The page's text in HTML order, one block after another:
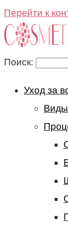
Перейти к
Поиск:
Уход за